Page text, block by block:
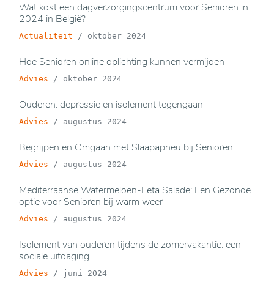
Wat kost een dagverzorgingscentrum voor Senioren in
2024 in België?
Actualiteit / oktober 2024
Hoe Senioren online oplichting kunnen vermijden
Advies / oktober 2024
Ouderen: depressie en isolement tegengaan
Advies / augustus 2024
Begrijpen en Omgaan met Slaapapneu bij Senioren
Advies / augustus 2024
Mediterraanse Watermeloen-Feta Salade: Een Gezonde
optie voor Senioren bij warm weer
Advies / augustus 2024
Isolement van ouderen tijdens de zomervakantie: een
sociale uitdaging
Advies / juni 2024